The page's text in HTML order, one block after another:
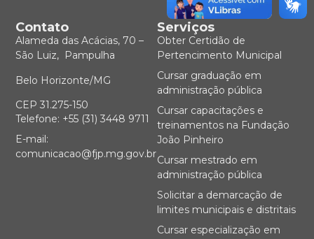
Serviços
Obter Certidão de
Pertencimento Municipal
Cursar graduação em
administração pública
Cursar capacitações e
treinamentos na Fundação
João Pinheiro
Cursar mestrado em
administração pública
Solicitar a demarcação de
limites municipais e distritais
Cursar especialização em
Contato
Alameda das Acácias, 70 –
São Luiz, Pampulha
Belo Horizonte/MG
CEP 31.275-150
Telefone: +55 (31) 3448 9711
E-mail:
comunicacao@fjp.mg.gov.br